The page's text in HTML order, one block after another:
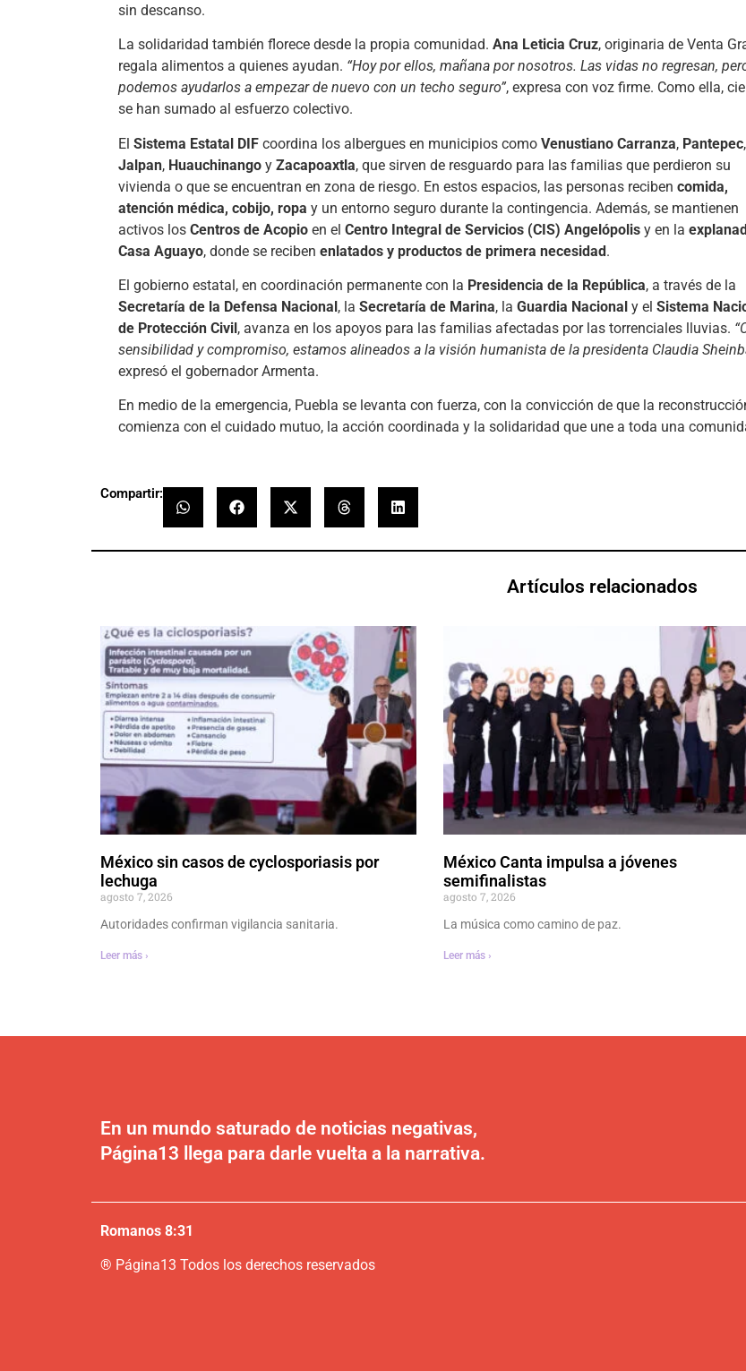
sin descanso.
La solidaridad también florece desde la propia comunidad. Ana Leticia Cruz, originaria de Venta
regala alimentos a quienes ayudan. “Hoy por ellos, mañana por nosotros. Las vidas no regresan,
podemos ayudarlos a empezar de nuevo con un techo seguro”, expresa con voz firme. Como ella,
se han sumado al esfuerzo colectivo.
El Sistema Estatal DIF coordina los albergues en municipios como Venustiano Carranza, Pantepec,
Jalpan, Huauchinango y Zacapoaxtla, que sirven de resguardo para las familias que perdieron su
vivienda o que se encuentran en zona de riesgo. En estos espacios, las personas reciben comida,
atención médica, cobijo, ropa y un entorno seguro durante la contingencia. Además, se mantienen
activos los Centros de Acopio en el Centro Integral de Servicios (CIS) Angelópolis y en la
Casa Aguayo, donde se reciben enlatados y productos de primera necesidad.
El gobierno estatal, en coordinación permanente con la Presidencia de la República, a través de la
Secretaría de la Defensa Nacional, la Secretaría de Marina, la Guardia Nacional y el Sistema
de Protección Civil, avanza en los apoyos para las familias afectadas por las torrenciales lluvias.
sensibilidad y compromiso, estamos alineados a la visión humanista de la presidenta Claudia
expresó el gobernador Armenta.
En medio de la emergencia, Puebla se levanta con fuerza, con la convicción de que la
comienza con el cuidado mutuo, la acción coordinada y la solidaridad que une a toda una
Compartir:
Artículos relacionados
México sin casos de cyclosporiasis por
lechuga
agosto 7, 2026
Autoridades confirman vigilancia sanitaria.
Leer más ›
México Canta impulsa a jóvenes
semifinalistas
agosto 7, 2026
La música como camino de paz.
Leer más ›
En un mundo saturado de noticias negativas,
Página13 llega para darle vuelta a la narrativa.
Romanos 8:31
® Página13 Todos los derechos reservados